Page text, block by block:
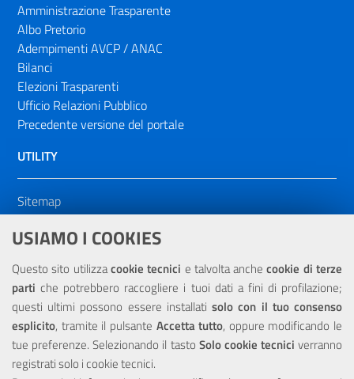
USIAMO I COOKIES
Questo sito utilizzacookie tecnici e talvolta anchecookie di terze
parti che potrebbero raccogliere i tuoi dati a fini di profilazione;
questi ultimi possono essere installatisolo con il tuo consenso
esplicito, tramite il pulsante Accetta tutto, oppure modificando le
tue preferenze. Selezionando il tasto Solo cookie tecnici verranno
registrati solo i cookie tecnici.
Amministrazione Trasparente
Albo Pretorio
Adempimenti AVCP / ANAC
Bilanci
Elezioni Trasparenti
Ufficio Relazioni Pubblico
Precedente versione del portale
UTILITY
Sitemap
Dichiarazione di accessibilità
NOTE LEGALI
Privacy